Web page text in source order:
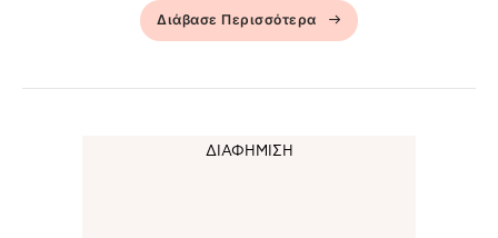
Διάβασε Περισσότερα